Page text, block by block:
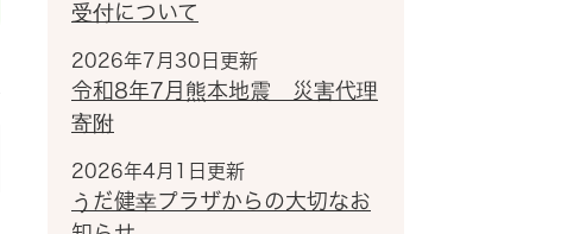
受付について
2026年7月30日更新
令和8年7月熊本地震 災害代理
寄附
2026年4月1日更新
うだ健幸プラザからの大切なお